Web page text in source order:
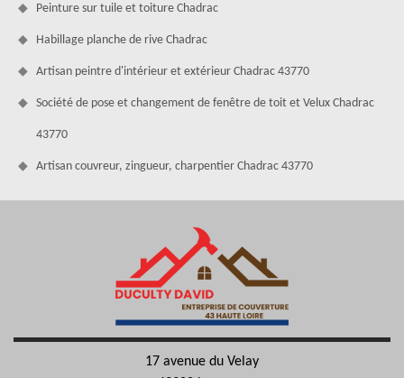
Peinture sur tuile et toiture Chadrac
Habillage planche de rive Chadrac
Artisan peintre d'intérieur et extérieur Chadrac 43770
Société de pose et changement de fenêtre de toit et Velux Chadrac
43770
Artisan couvreur, zingueur, charpentier Chadrac 43770
17 avenue du Velay